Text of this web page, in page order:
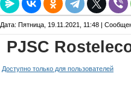
Дата: Пятница, 19.11.2021, 11:48 |
PJSC
Доступно только для пользователей